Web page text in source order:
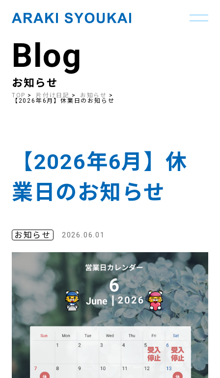
contentBlog
お知らせ
TOP 片付け日記 お知らせ
【2026年6月】休業日のお知らせ
【2026年6月】休
業日のお知らせ
お知らせ 2026.06.01